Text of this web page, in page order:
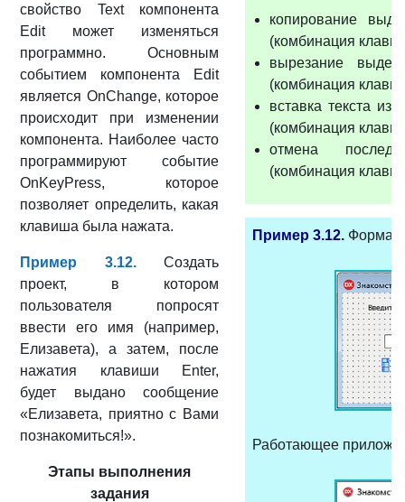
свойство Text компонента
Edit может изменяться
программно. Основным
событием компонента Edit
является OnChange, которое
происходит при изменении
компонента. Наиболее часто
программируют событие
OnKeyPress, которое
позволяет определить, какая
клавиша была нажата.
Пример 3.12.Создать
проект, в котором
пользователя попросят
ввести его имя (например,
Елизавета), а затем, после
нажатия клавиши Enter,
будет выдано сообщение
«Елизавета, приятно с Вами
познакомиться!».
Этапы выполнения
задания
копирование
(комбинация
вырезание
(комбинация
вставка текста
(комбинация
отмена
(комбинация
Пример 3.12. Форма
Работающее прило